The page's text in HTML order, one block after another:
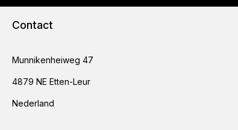
Contact
Munnikenheiweg 47
4879 NE Etten-Leur
Nederland